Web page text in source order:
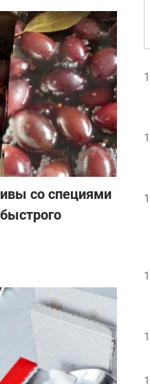
со специями